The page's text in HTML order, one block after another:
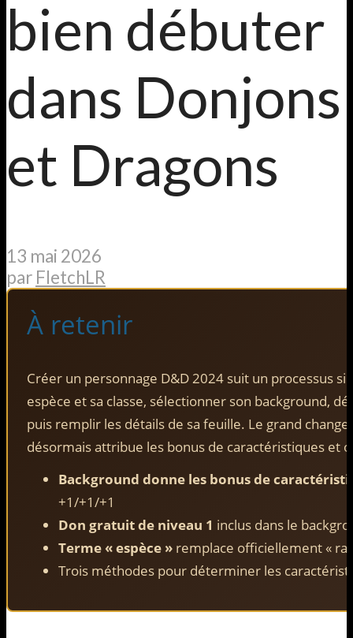
bien débuter
dans Donjons
et Dragons
13 mai 2026
par FletchLR
À retenir
Créer un personnage D&D 2024 suit un processus
espèce et sa classe, sélectionner son background,
puis remplir les détails de sa feuille. Le grand
désormais attribue les bonus de caractéristiques et
Background donne les bonus de
+1/+1/+1
Don gratuit de niveau 1 inclus dans le
Terme « espèce » remplace officiellement «
Trois méthodes pour déterminer les